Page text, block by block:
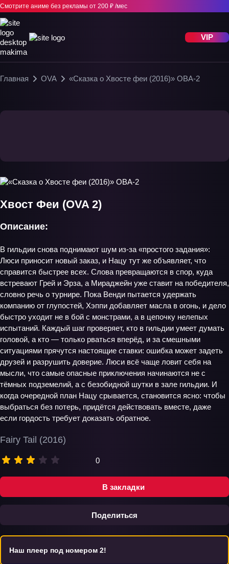
Смотрите аниме без рекламы от 200 ₽ /мес
VIP
Главная OVA «Сказка о Хвосте феи (2016)» ОВА-2
В закладки
Поделиться
Хвост Феи (OVA 2)
Fairy Tail (2016)
0
Описание:
В гильдии снова поднимают шум из‑за «простого задания»:
Люси приносит новый заказ, и Нацу тут же объявляет, что
справится быстрее всех. Слова превращаются в спор, куда
встревают Грей и Эрза, а Мираджейн уже ставит на победителя,
словно речь о турнире. Пока Венди пытается удержать
компанию от глупостей, Хэппи добавляет масла в огонь, и дело
быстро уходит не в бой с монстрами, а в цепочку нелепых
испытаний. Каждый шаг проверяет, кто в гильдии умеет думать
головой, а кто — только рваться вперёд, и за смешными
ситуациями прячутся настоящие ставки: ошибка может задеть
друзей и разрушить доверие. Люси всё чаще ловит себя на
мысли, что самые опасные приключения начинаются не с
тёмных подземелий, а с безобидной шутки в зале гильдии. И
когда очередной план Нацу срывается, становится ясно: чтобы
выбраться без потерь, придётся действовать вместе, даже
если гордость требует доказать обратное.
Наш плеер под номером 2!